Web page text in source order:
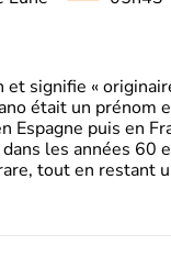
signifie «
était un prénom
puis en
les années 60
tout en restant